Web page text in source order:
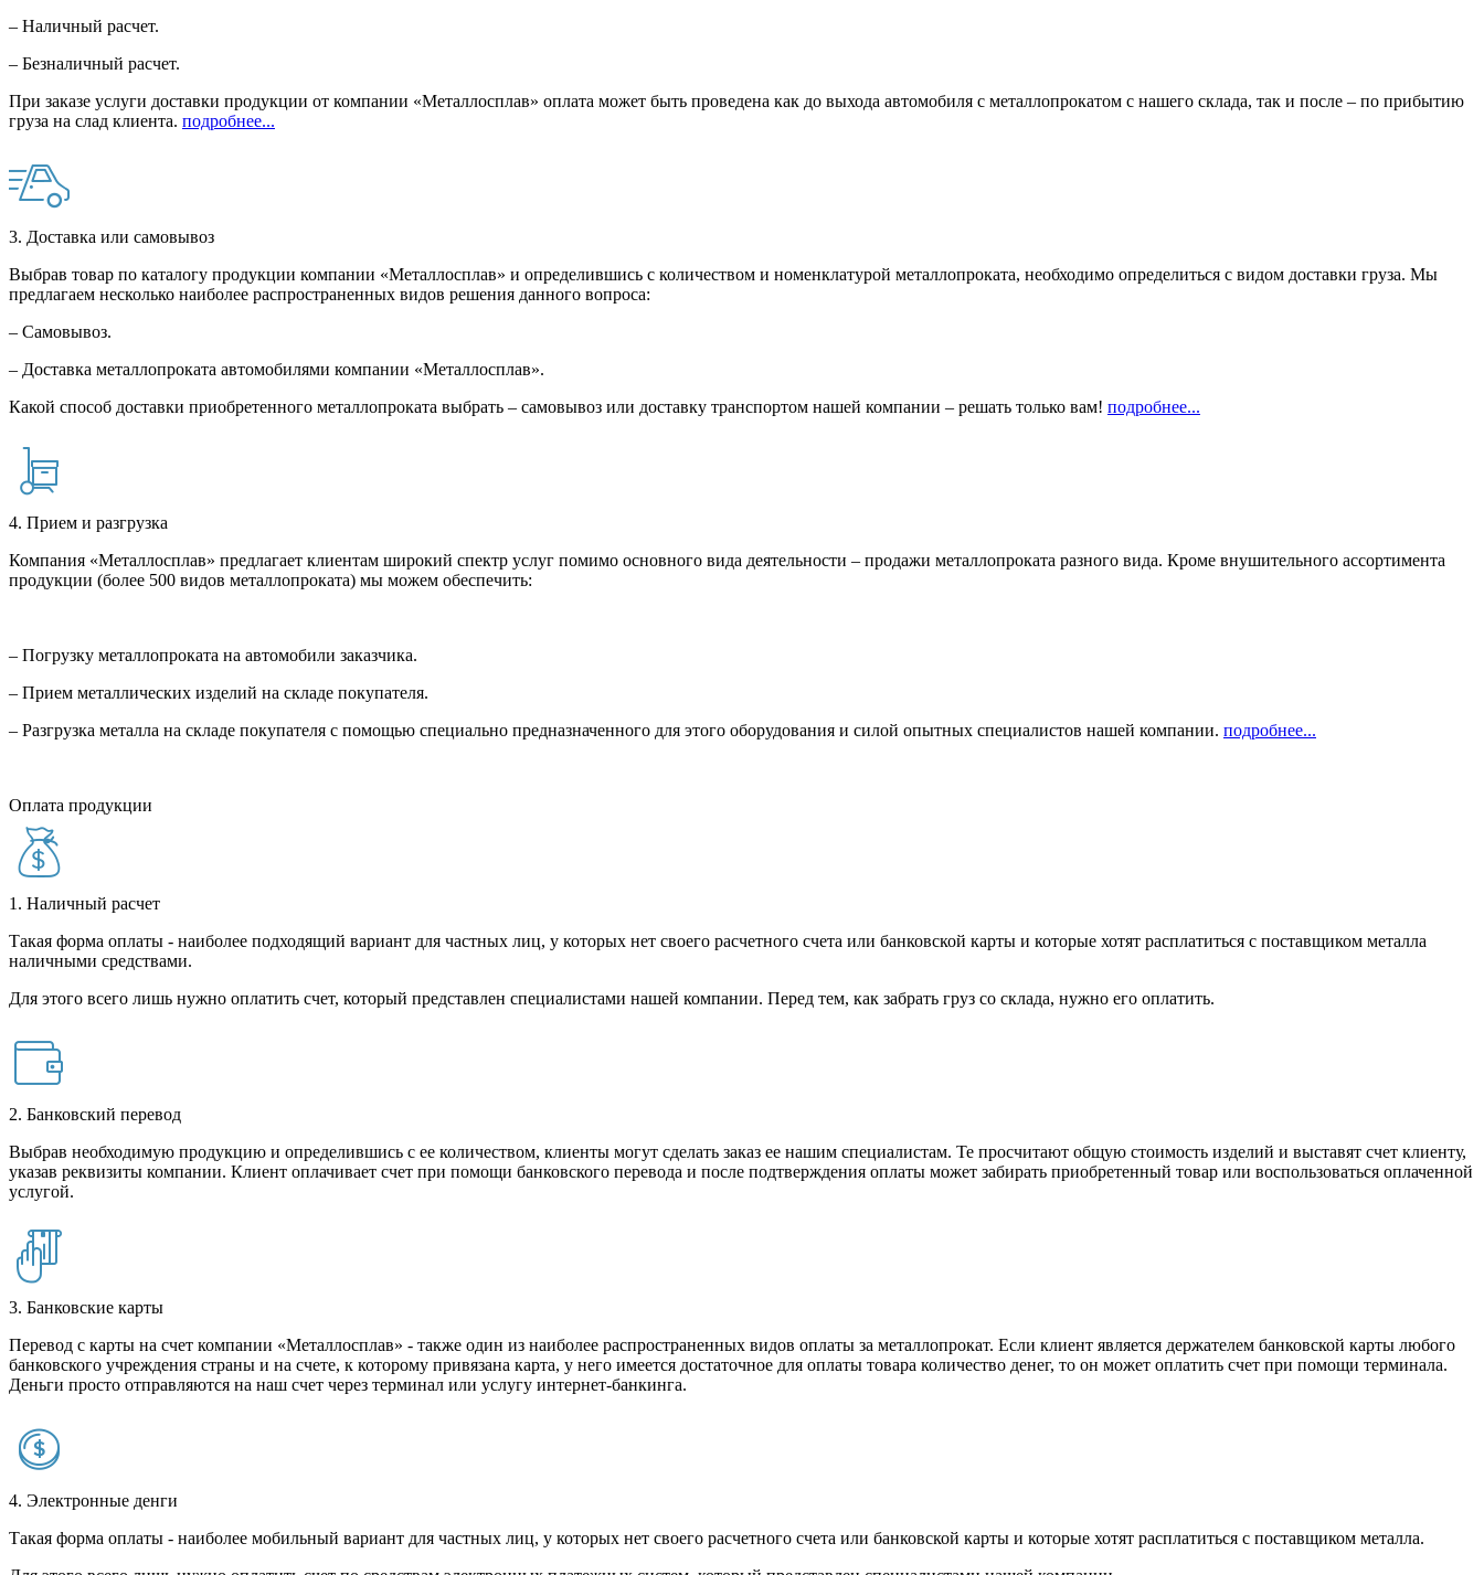
– Наличный расчет.
– Безналичный расчет.
При заказе услуги доставки продукции от компании «Металлосплав» оплата может быть проведена как до выхода автомобиля с металлопрокатом с нашего склада, так и после – по прибытию
груза на слад клиента. подробнее...
3. Доставка или самовывоз
Выбрав товар по каталогу продукции компании «Металлосплав» и определившись с количеством и номенклатурой металлопроката, необходимо определиться с видом доставки груза. Мы
предлагаем несколько наиболее распространенных видов решения данного вопроса:
– Самовывоз.
– Доставка металлопроката автомобилями компании «Металлосплав».
Какой способ доставки приобретенного металлопроката выбрать – самовывоз или доставку транспортом нашей компании – решать только вам! подробнее...
4. Прием и разгрузка
Компания «Металлосплав» предлагает клиентам широкий спектр услуг помимо основного вида деятельности – продажи металлопроката разного вида. Кроме внушительного ассортимента
продукции (более 500 видов металлопроката) мы можем обеспечить:
– Погрузку металлопроката на автомобили заказчика.
– Прием металлических изделий на складе покупателя.
– Разгрузка металла на складе покупателя с помощью специально предназначенного для этого оборудования и силой опытных специалистов нашей компании. подробнее...
Оплата продукции
1. Наличный расчет
Такая форма оплаты - наиболее подходящий вариант для частных лиц, у которых нет своего расчетного счета или банковской карты и которые хотят расплатиться с поставщиком металла
наличными средствами.
Для этого всего лишь нужно оплатить счет, который представлен специалистами нашей компании. Перед тем, как забрать груз со склада, нужно его оплатить.
2. Банковский перевод
Выбрав необходимую продукцию и определившись с ее количеством, клиенты могут сделать заказ ее нашим специалистам. Те просчитают общую стоимость изделий и выставят счет клиенту,
указав реквизиты компании. Клиент оплачивает счет при помощи банковского перевода и после подтверждения оплаты может забирать приобретенный товар или воспользоваться оплаченной
услугой.
3. Банковские карты
Перевод с карты на счет компании «Металлосплав» - также один из наиболее распространенных видов оплаты за металлопрокат. Если клиент является держателем банковской карты любого
банковского учреждения страны и на счете, к которому привязана карта, у него имеется достаточное для оплаты товара количество денег, то он может оплатить счет при помощи терминала.
Деньги просто отправляются на наш счет через терминал или услугу интернет-банкинга.
4. Электронные денги
Такая форма оплаты - наиболее мобильный вариант для частных лиц, у которых нет своего расчетного счета или банковской карты и которые хотят расплатиться с поставщиком металла.